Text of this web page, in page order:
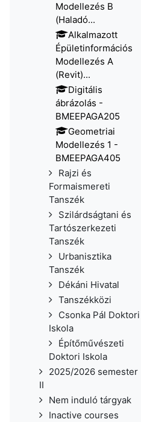
Modellezés B
(Haladó...
Alkalmazott
Épületinformációs
Modellezés A
(Revit)...
Digitális
ábrázolás -
BMEEPAGA205
Geometriai
Modellezés 1 -
BMEEPAGA405
Rajzi és
Formaismereti
Tanszék
Szilárdságtani és
Tartószerkezeti
Tanszék
Urbanisztika
Tanszék
Dékáni Hivatal
Tanszékközi
Csonka Pál Doktori
Iskola
Építőművészeti
Doktori Iskola
2025/2026 semester
II
Nem induló tárgyak
Inactive courses